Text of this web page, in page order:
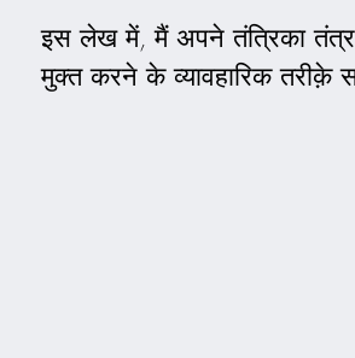
इस लेख में, मैं अपने तंत्रिका
मुक्त करने के व्यावहारिक तरीक़े